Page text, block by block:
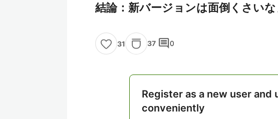
結論：新バージョンは面倒くさいな
31 37 comment0
Register as a new user and
conveniently